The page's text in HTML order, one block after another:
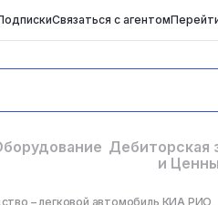
Связаться с агентом
Дебиторская
и
– легковой автомобиль КИА РИО,